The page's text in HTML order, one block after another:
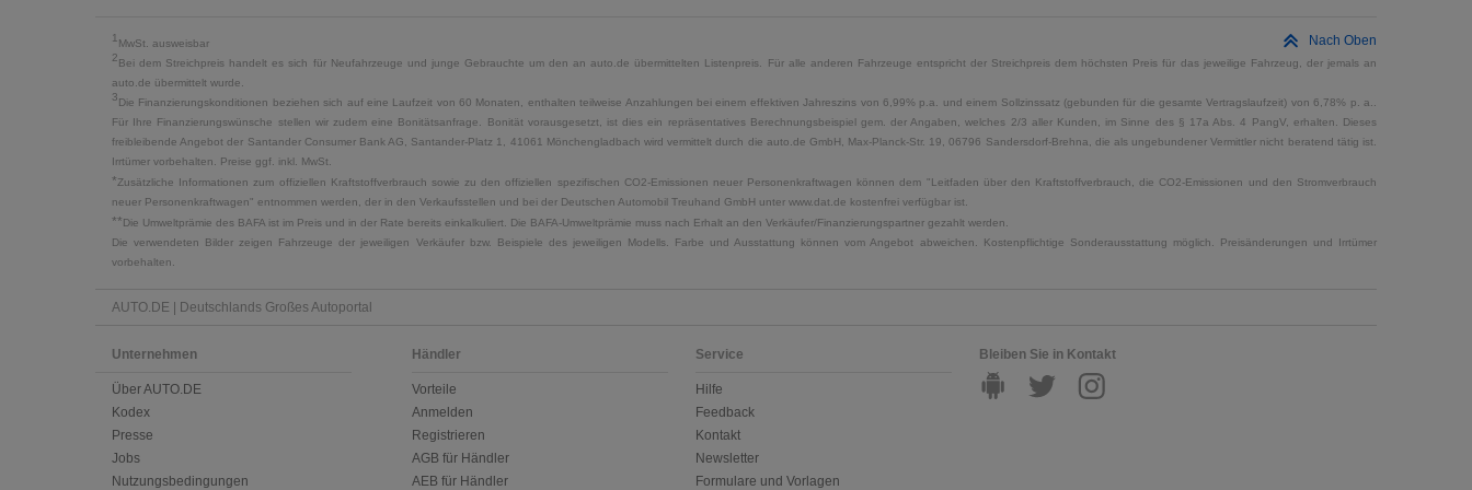
Nach Oben
1 MwSt. ausweisbar
2Bei dem Streichpreis handelt es sich für Neufahrzeuge und junge Gebrauchte um den an auto.de übermittelten Listenpreis. Für alle anderen Fahrzeuge entspricht der Streichpreis dem höchsten Preis für das jeweilige Fahrzeug, der jemals an
auto.de übermittelt wurde.
3Die Finanzierungskonditionen beziehen sich auf eine Laufzeit von 60 Monaten, enthalten teilweise Anzahlungen bei einem effektiven Jahreszins von 6,99% p.a. und einem Sollzinssatz (gebunden für die gesamte Vertragslaufzeit) von 6,78% p. a..
Für Ihre Finanzierungswünsche stellen wir zudem eine Bonitätsanfrage. Bonität vorausgesetzt, ist dies ein repräsentatives Berechnungsbeispiel gem. der Angaben, welches 2/3 aller Kunden, im Sinne des § 17a Abs. 4 PangV, erhalten. Dieses
freibleibende Angebot der Santander Consumer Bank AG, Santander-Platz 1, 41061 Mönchengladbach wird vermittelt durch die auto.de GmbH, Max-Planck-Str. 19, 06796 Sandersdorf-Brehna, die als ungebundener Vermittler nicht beratend tätig ist.
Irrtümer vorbehalten. Preise ggf. inkl. MwSt.
*Zusätzliche Informationen zum offiziellen Kraftstoffverbrauch sowie zu den offiziellen spezifischen CO2-Emissionen neuer Personenkraftwagen können dem "Leitfaden über den Kraftstoffverbrauch, die CO2-Emissionen und den Stromverbrauch
neuer Personenkraftwagen" entnommen werden, der in den Verkaufsstellen und bei der Deutschen Automobil Treuhand GmbH unter www.dat.de kostenfrei verfügbar ist.
**Die Umweltprämie des BAFA ist im Preis und in der Rate bereits einkalkuliert. Die BAFA-Umweltprämie muss nach Erhalt an den Verkäufer/Finanzierungspartner gezahlt werden.
Die verwendeten Bilder zeigen Fahrzeuge der jeweiligen Verkäufer bzw. Beispiele des jeweiligen Modells. Farbe und Ausstattung können vom Angebot abweichen. Kostenpflichtige Sonderausstattung möglich. Preisänderungen und Irrtümer
vorbehalten.
AUTO.DE | Deutschlands Großes Autoportal
Unternehmen
Über AUTO.DE
Kodex
Presse
Jobs
Nutzungsbedingungen
Händler
Vorteile
Anmelden
Registrieren
AGB für Händler
AEB für Händler
Service
Hilfe
Feedback
Kontakt
Newsletter
Formulare und Vorlagen
Bleiben Sie in Kontakt